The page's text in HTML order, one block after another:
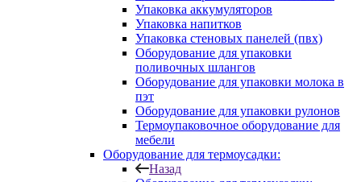
Упаковка аккумуляторов
Упаковка напитков
Упаковка стеновых панелей (пвх)
Оборудование для упаковки
поливочных шлангов
Оборудование для упаковки молока в
пэт
Оборудование для упаковки рулонов
Термоупаковочное оборудование для
мебели
Оборудование для термоусадки:
Назад